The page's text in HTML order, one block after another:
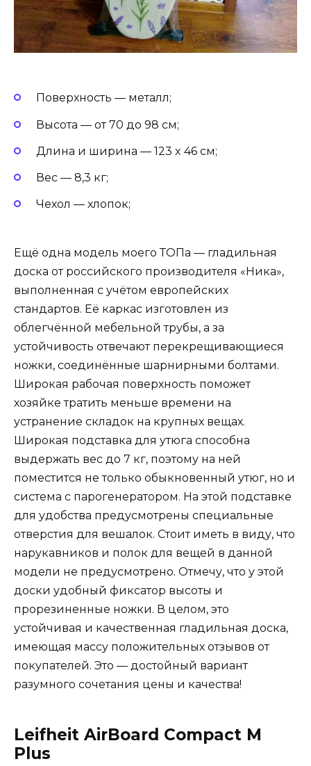
Поверхность — металл;
Высота — от 70 до 98 см;
Длина и ширина — 123 x 46 см;
Вес — 8,3 кг;
Чехол — хлопок;
Ещё одна модель моего ТОПа — гладильная
доска от российского производителя «Ника»,
выполненная с учётом европейских
стандартов. Её каркас изготовлен из
облегчённой мебельной трубы, а за
устойчивость отвечают перекрещивающиеся
ножки, соединённые шарнирными болтами.
Широкая рабочая поверхность поможет
хозяйке тратить меньше времени на
устранение складок на крупных вещах.
Широкая подставка для утюга способна
выдержать вес до 7 кг, поэтому на ней
поместится не только обыкновенный утюг, но и
система с парогенератором. На этой подставке
для удобства предусмотрены специальные
отверстия для вешалок. Стоит иметь в виду, что
нарукавников и полок для вещей в данной
модели не предусмотрено. Отмечу, что у этой
доски удобный фиксатор высоты и
прорезиненные ножки. В целом, это
устойчивая и качественная гладильная доска,
имеющая массу положительных отзывов от
покупателей. Это — достойный вариант
разумного сочетания цены и качества!
Leifheit AirBoard Compact M
Plus